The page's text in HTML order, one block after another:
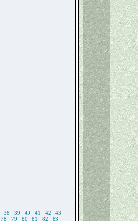
38 39 40 41 42
43
78 79 80 81 82 83